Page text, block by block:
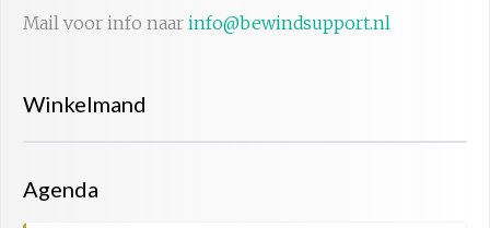
Mail voor info naar info@bewindsupport.nl
Winkelmand
Agenda